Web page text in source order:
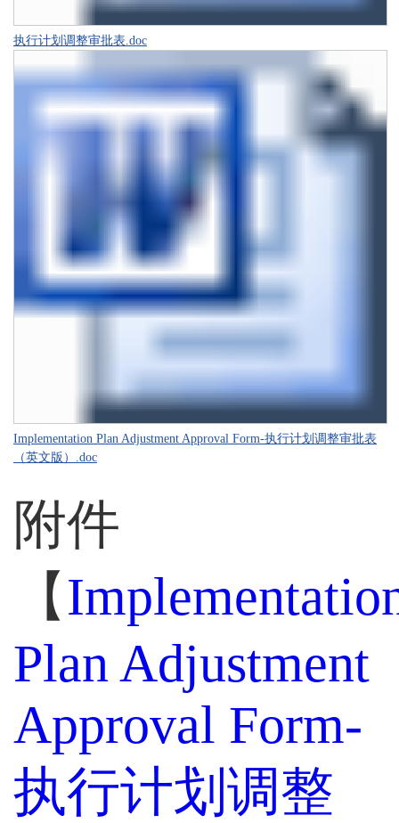
执行计划调整审批表.doc
Implementation Plan Adjustment Approval Form-执行计划调整审批表
（英文版）.doc
附件
【
Plan Adjustment
Approval Form-
执行计划调整